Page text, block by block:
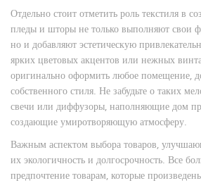
Отдельно стоит отметить роль текстиля в
пледы и шторы не только выполняют свои
но и добавляют эстетическую
ярких цветовых акцентов или нежных
оригинально оформить любое помещение,
собственного стиля. Не забудьте о таких
свечи или диффузоры, наполняющие дом
создающие умиротворяющую атмосферу.
Важным аспектом выбора товаров,
их экологичность и долгосрочность. Все
предпочтение товарам, которые